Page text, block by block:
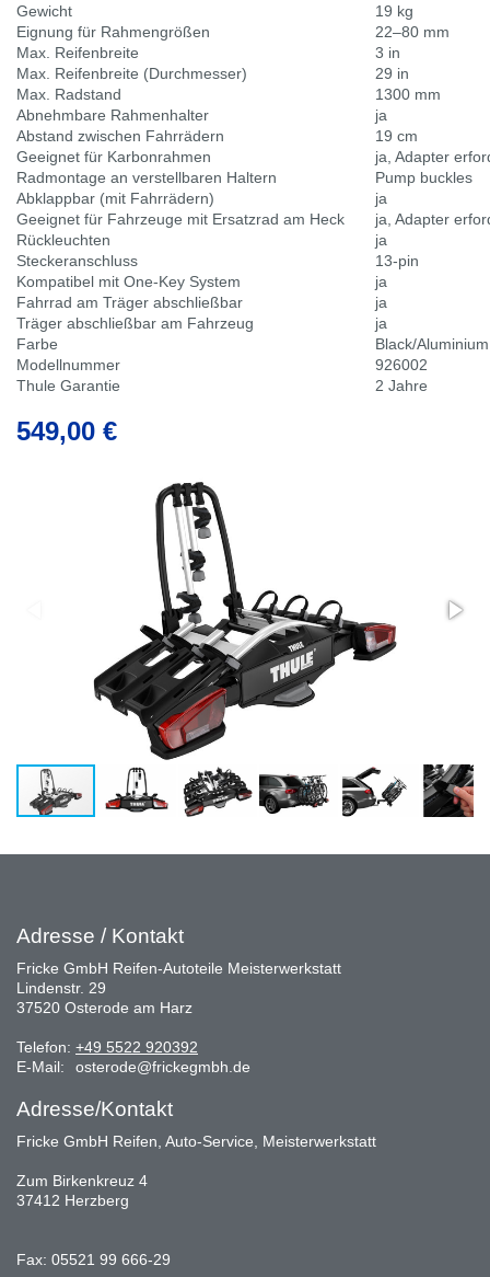
Gewicht
19 kg
Eignung für Rahmengrößen
22–80 mm
Max. Reifenbreite
3 in
Max. Reifenbreite (Durchmesser)
29 in
Max. Radstand
1300 mm
Abnehmbare Rahmenhalter
ja
Abstand zwischen Fahrrädern
19 cm
Geeignet für Karbonrahmen
ja, Adapter
Radmontage an verstellbaren Haltern
Pump buckles
Abklappbar (mit Fahrrädern)
ja
Geeignet für Fahrzeuge mit Ersatzrad am Heck
ja, Adapter
Rückleuchten
ja
Steckeranschluss
13-pin
Kompatibel mit One-Key System
ja
Fahrrad am Träger abschließbar
ja
Träger abschließbar am Fahrzeug
ja
Farbe
Black/Aluminium
Modellnummer
926002
Thule Garantie
2 Jahre
549,00 €
Adresse / Kontakt
Fricke GmbH Reifen-Autoteile Meisterwerkstatt
Lindenstr. 29
37520 Osterode am Harz
Telefon: +49 5522 920392
E-Mail:
osterode@frickegmbh.de
Adresse/Kontakt
Fricke GmbH Reifen, Auto-Service, Meisterwerkstatt
Zum Birkenkreuz 4
37412 Herzberg
Fax: 05521 99 666-29